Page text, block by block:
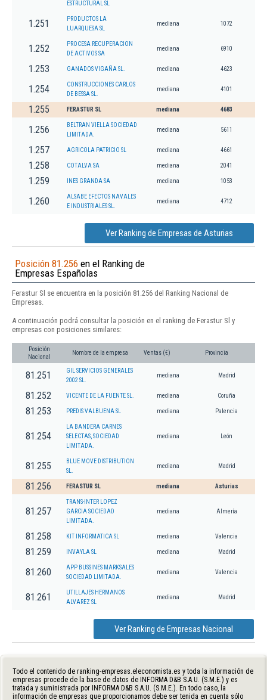
ESTRUCTURAL SL
1.251
PRODUCTOS LA
LUARQUESA SL
mediana 1072
1.252
PROCESA RECUPERACION
DE ACTIVOS SA
mediana 6910
1.253 GANADOS VIGAÑA SL. mediana 4623
1.254
CONSTRUCCIONES CARLOS
DE BESSA SL.
mediana 4101
1.255 FERASTUR SL mediana 4683
1.256
BELTRAN VIELLA SOCIEDAD
LIMITADA.
mediana 5611
1.257 AGRICOLA PATRICIO SL mediana 4661
1.258 COTALVA SA mediana 2041
1.259 INES GRANDA SA mediana 1053
1.260
ALSABE EFECTOS NAVALES
E INDUSTRIALES SL.
mediana 4712
Ver Ranking de Empresas de Asturias
Posición 81.256 en el Ranking de
Empresas Españolas
Ferastur Sl se encuentra en la posición 81.256 del Ranking Nacional de
Empresas.
A continuación podrá consultar la posición en el ranking de Ferastur Sl y
empresas con posiciones similares:
Posición
Nacional
Nombre de la empresa Ventas (€) Provincia
81.251
GIL SERVICIOS GENERALES
2002 SL.
mediana Madrid
81.252 VICENTE DE LA FUENTE SL. mediana Coruña
81.253 PREDIS VALBUENA SL mediana Palencia
81.254
LA BANDERA CARNES
SELECTAS, SOCIEDAD
LIMITADA.
mediana León
81.255
BLUE MOVE DISTRIBUTION
SL.
mediana Madrid
81.256 FERASTUR SL mediana Asturias
81.257
TRANS-INTER LOPEZ
GARCIA SOCIEDAD
LIMITADA.
mediana Almería
81.258 KIT INFORMATICA SL mediana Valencia
81.259 INVAYLA SL mediana Madrid
81.260
APP BUSSINES MARKSALES
SOCIEDAD LIMITADA.
mediana Valencia
81.261
UTILLAJES HERMANOS
ALVAREZ SL
mediana Madrid
Ver Ranking de Empresas Nacional
Todo el contenido de ranking-empresas.eleconomista.es y toda la información de
empresas procede de la base de datos de INFORMA D&B S.A.U. (S.M.E.) y es
tratada y suministrada por INFORMA D&B S.A.U. (S.M.E.). En todo caso, la
información de empresas que proporcionamos debe ser tenida en cuenta sólo